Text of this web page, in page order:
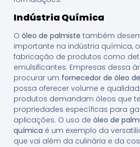
Indústria Química
O óleo de palmiste também
importante na indústria química,
fabricação de produtos como
emulsificantes. Empresas dessa
procurar um fornecedor de óleo
possa oferecer volume e
produtos demandam óleos que
propriedades específicas para
aplicações. O uso de óleo de
química é um exemplo da
que vai além da culinária e da